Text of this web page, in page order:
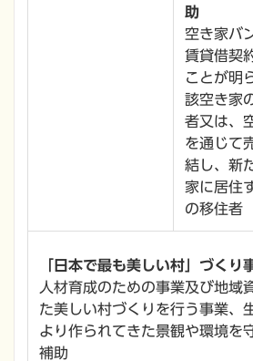
助
空き家バ
賃貸借契
ことが明
該空き家
者又は、
を通じて
結し、新
家に居住
の移住者
「日本で最も美しい村」づくり
人材育成のための事業及び地域
た美しい村づくりを行う事業、
より作られてきた景観や環境を
補助